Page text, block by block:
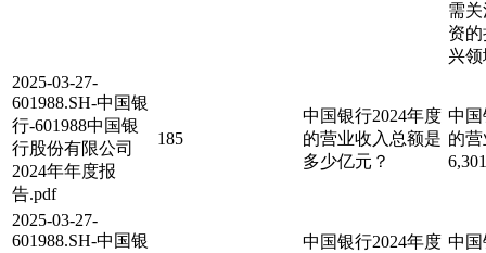
需
资
兴
2025-03-27-
601988.SH-中国银
行-601988中国银
行股份有限公司
2024年年度报
告.pdf
185
中国银行2024年度
的营业收入总额是
多少亿元？
中国
的
2025-03-27-
601988.SH-中国银
中国银行2024年度 中国